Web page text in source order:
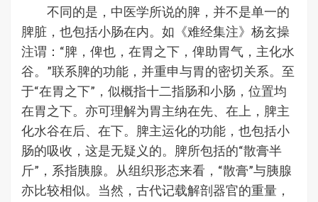
不同的是，中医学所说的脾，并不是单一的
脾脏，也包括小肠在内。如《难经集注》杨玄操
注谓：“脾，俾也，在胃之下，俾助胃气，主化水
谷。”联系脾的功能，并重申与胃的密切关系。至
于“在胃之下”，似概指十二指肠和小肠，位置均
在胃之下。亦可理解为胃主纳在先、在上，脾主
化水谷在后、在下。脾主运化的功能，也包括小
肠的吸收，这是无疑义的。脾所包括的“散膏半
斤”，系指胰腺。从组织形态来看，“散膏”与胰腺
亦比较相似。当然，古代记载解剖器官的重量，